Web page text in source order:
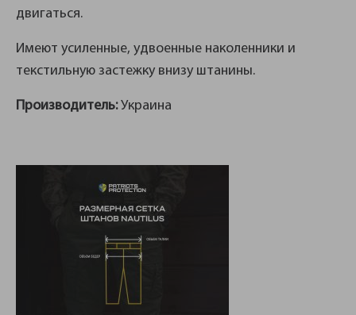
двигаться.
Имеют усиленные, удвоенные наколенники и
текстильную застежку внизу штанины.
Производитель:Украина